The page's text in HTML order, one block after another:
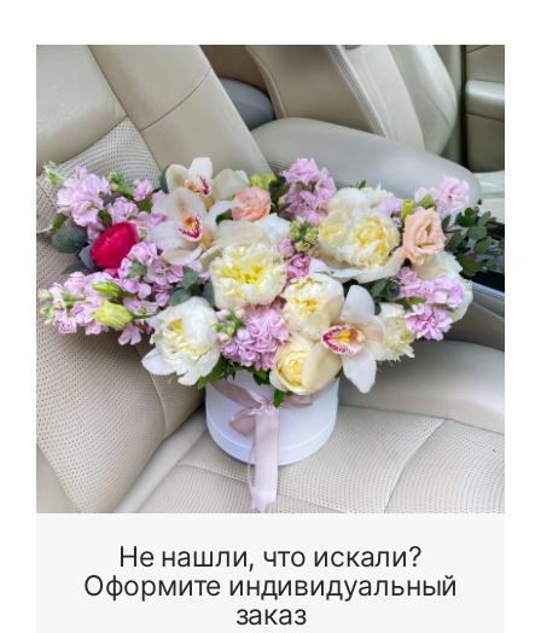
Не нашли, что искали?
Оформите индивидуальный
заказ
БЫСТРАЯ ПОКУПКА
Я принимаю Политику конфиденциальности и
Правила использования сайта ФЛАВЭЛЬ. Мы не
продаем ваши данные и храним их в безопасности